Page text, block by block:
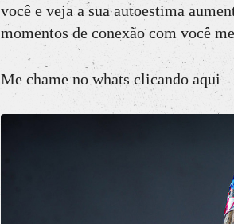
você e veja a sua autoestima
momentos de conexão com você
Me chame no whats clicando aqui